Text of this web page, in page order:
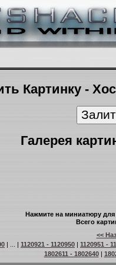
Картинку -
Галерея
Нажмите на миниатюру
Всего
<<
| ... | 1120921 - 1120950 | 1120951 -
1802611 - 1802640|